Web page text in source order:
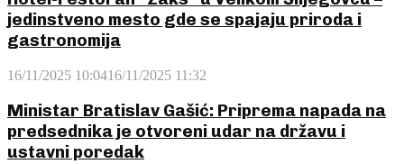
jedinstveno mesto gde se spajaju priroda i
gastronomija
16/11/2025 10:0416/11/2025 11:32
Ministar Bratislav Gašić: Priprema napada na
predsednika je otvoreni udar na državu i
ustavni poredak